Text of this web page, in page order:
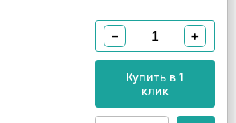
− +
Купить в 1
клик